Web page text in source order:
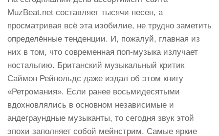
MuzBeat.net составляет тысячи песен, а
просматривая всё эта изобилие, не трудно заметить
определённые тенденции. И, пожалуй, главная из
них в том, что современная поп-музыка излучает
ностальгию. Британский музыкальный критик
Саймон Рейнольдс даже издал об этом книгу
«Ретромания». Если ранее восьмидесятыми
вдохновлялись в основном независимые и
андеграундные музыканты, то сегодня звук этой
эпохи заполняет собой мейнстрим. Самые яркие